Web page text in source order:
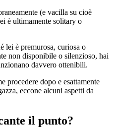
(e vacilla su cioè
è ultimamente solitary o
lei è premurosa, curiosa o
non disponibile o silenzioso, hai
davvero ottenibili.
procedere dopo e esattamente
eccone alcuni aspetti da
il punto?